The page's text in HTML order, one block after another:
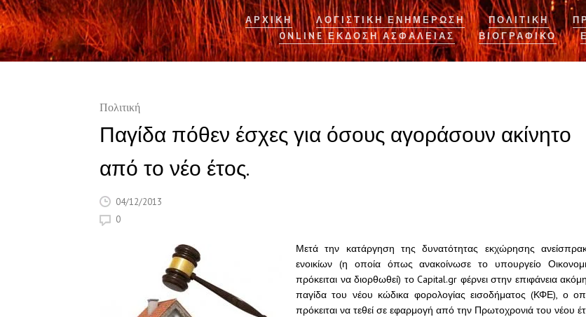
ΑΡΧΙΚΉ ΛΟΓΙΣΤΙΚΉ ΕΝΗΜΈΡΩΣΗ ΠΟΛΙΤΙΚΗ
ONLINE ΈΚΔΟΣΗ ΑΣΦΆΛΕΙΑΣ
ΒΙΟΓΡΑΦΙΚΌ
Πολιτική
Παγίδα πόθεν έσχες για όσους αγοράσουν ακίνητο
από το νέο έτος.
04/12/2013
0
Μετά την κατάργηση της δυνατότητας εκχώρησης
ενοικίων (η οποία όπως ανακοίνωσε το υπουργείο
πρόκειται να διορθωθεί) το Capital.gr φέρνει στην επιφάνεια
παγίδα του νέου κώδικα φορολογίας εισοδήματος (ΚΦΕ), ο
πρόκειται να τεθεί σε εφαρμογή από την Πρωτοχρονιά του νέου